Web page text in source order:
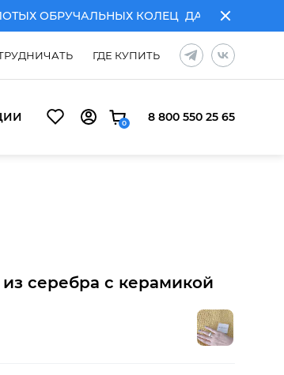
ОБРУЧАЛЬНЫХ КОЛЕЦДАРИМ
ГДЕ КУПИТЬ
0 8 800 550 25 65
серебра с керамикой